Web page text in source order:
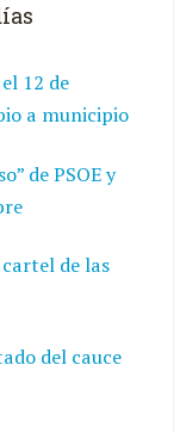
12 de
a municipio
de PSOE y
de las
del cauce